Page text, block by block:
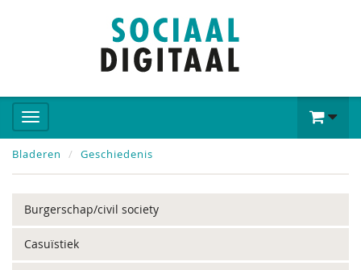
Bladeren Geschiedenis
Burgerschap/civil society
Casuïstiek